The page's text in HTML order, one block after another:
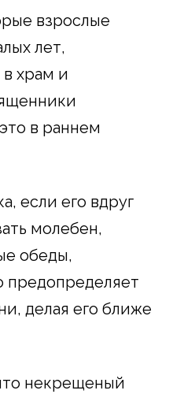
взрослые
лет,
храм и
в раннем
если его вдруг
молебен,
обеды,
предопределяет
делая его ближе
некрещеный